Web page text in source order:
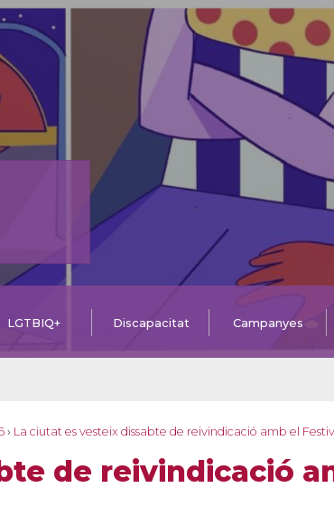
LGTBIQ+ Discapacitat Campanyes
› La ciutat es vesteix dissabte de reivindicació amb el
de reivindicació